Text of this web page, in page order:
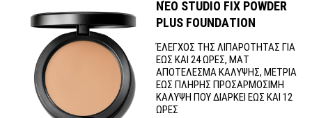
ΝΈΟ STUDIO FIX POWDER
PLUS FOUNDATION
ΈΛΕΓΧΟΣ ΤΗΣ ΛΙΠΑΡΟΤΗΤΑΣ ΓΙΑ
ΕΩΣ ΚΑΙ 24 ΩΡΕΣ, ΜΑΤ
ΑΠΟΤΕΛΕΣΜΑ ΚΑΛΥΨΗΣ, ΜΕΤΡΙΑ
ΕΩΣ ΠΛΗΡΗΣ ΠΡΟΣΑΡΜΟΣΙΜΗ
ΚΑΛΥΨΗ ΠΟΥ ΔΙΑΡΚΕΙ ΕΩΣ ΚΑΙ 12
ΩΡΕΣ